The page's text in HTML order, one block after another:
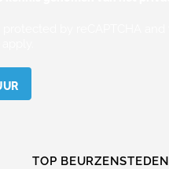
TOP BEURZENSTEDEN